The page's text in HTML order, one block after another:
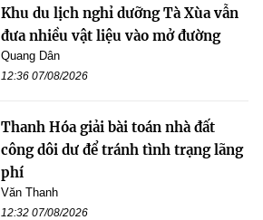
Khu du lịch nghỉ dưỡng Tà Xùa vẫn
đưa nhiều vật liệu vào mở đường
Quang Dân
12:36 07/08/2026
Thanh Hóa giải bài toán nhà đất
công dôi dư để tránh tình trạng lãng
phí
Văn Thanh
12:32 07/08/2026